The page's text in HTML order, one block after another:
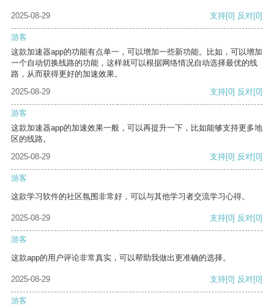
2025-08-29 支持[0] 反对[0]
游客
这款加速器app的功能有点单一，可以增加一些新功能。比如，可以增加
一个自动切换线路的功能，这样就可以根据网络情况自动选择最优的线
路，从而获得更好的加速效果。
2025-08-29
支持[0] 反对[0]
游客
这款加速器app的加速效果一般，可以再提升一下，比如能够支持更多地
区的线路。
2025-08-29
支持[0] 反对[0]
游客
这款学习软件的社区氛围非常好，可以与其他学习者交流学习心得。
2025-08-29 支持[0] 反对[0]
游客
这款app的用户评论非常真实，可以帮助我做出更准确的选择。
2025-08-29 支持[0] 反对[0]
游客